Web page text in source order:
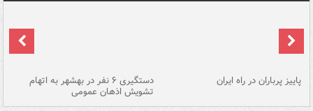
پاییز پرباران در راه ایران دستگیری ۶ نفر در بهشهر به اتهام
تشویش اذهان عمومی